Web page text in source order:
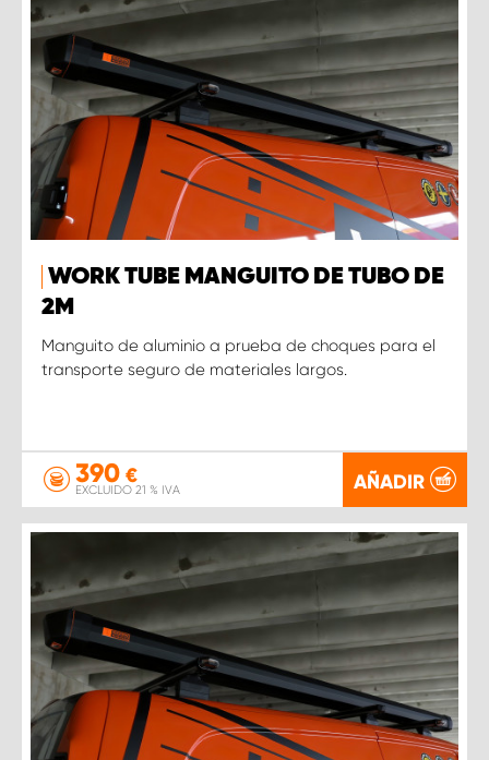
WORK TUBE MANGUITO DE TUBO DE
2M
Manguito de aluminio a prueba de choques para el
transporte seguro de materiales largos.
390 €
EXCLUIDO 21 % IVA AÑADIR